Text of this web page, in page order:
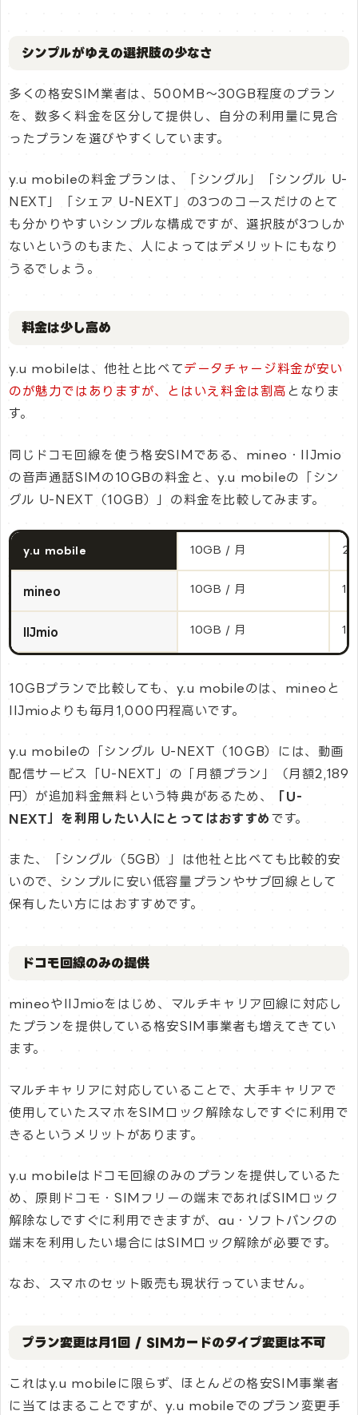
シンプルがゆえの選択肢の少なさ
多くの格安SIM業者は、500MB〜30GB程度のプラン
を、数多く料金を区分して提供し、自分の利用量に見合
ったプランを選びやすくしています。
y.u mobileの料金プランは、「シングル」「シングル U-
NEXT」「シェア U-NEXT」の3つのコースだけのとて
も分かりやすいシンプルな構成ですが、選択肢が3つしか
ないというのもまた、人によってはデメリットにもなり
うるでしょう。
料金は少し高め
y.u mobileは、他社と比べてデータチャージ料金が安い
のが魅力ではありますが、とはいえ料金は割高 となりま
す。
同じドコモ回線を使う格安SIMである、mineo・IIJmio
の音声通話SIMの10GBの料金と、y.u mobileの「シン
グル U-NEXT（10GB）」の料金を比較してみます。
y.u mobile 10GB / 月
mineo 10GB / 月
IIJmio 10GB / 月
10GBプランで比較しても、y.u mobileのは、mineoと
IIJmioよりも毎月1,000円程高いです。
y.u mobileの「シングル U-NEXT（10GB）には、動画
配信サービス「U-NEXT」の「月額プラン」（月額2,189
円）が追加料金無料という特典があるため、
「U-
NEXT」を利用したい人にとってはおすすめ です。
また、「シングル（5GB）」は他社と比べても比較的安
いので、シンプルに安い低容量プランやサブ回線として
保有したい方にはおすすめです。
ドコモ回線のみの提供
mineoやIIJmioをはじめ、マルチキャリア回線に対応し
たプランを提供している格安SIM事業者も増えてきてい
ます。
マルチキャリアに対応していることで、大手キャリアで
使用していたスマホをSIMロック解除なしですぐに利用で
きるというメリットがあります。
y.u mobileはドコモ回線のみのプランを提供しているた
め、原則ドコモ・SIMフリーの端末であればSIMロック
解除なしですぐに利用できますが、au・ソフトバンクの
端末を利用したい場合にはSIMロック解除が必要です。
なお、スマホのセット販売も現状行っていません。
プラン変更は月1回 / SIMカードのタイプ変更は不可
これはy.u mobileに限らず、ほとんどの格安SIM事業者
に当てはまることですが、y.u mobileでのプラン変更手